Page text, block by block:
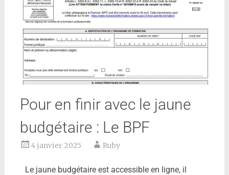
Pour en finir avec le jaune
budgétaire : Le BPF
4 janvier 2025 Ruby
Le jaune budgétaire est accessible en ligne, il